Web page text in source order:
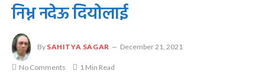
निभ्न नदेऊ दियोलाई
By SAHITYA SAGAR December 21, 2021
No Comments 1 Min Read